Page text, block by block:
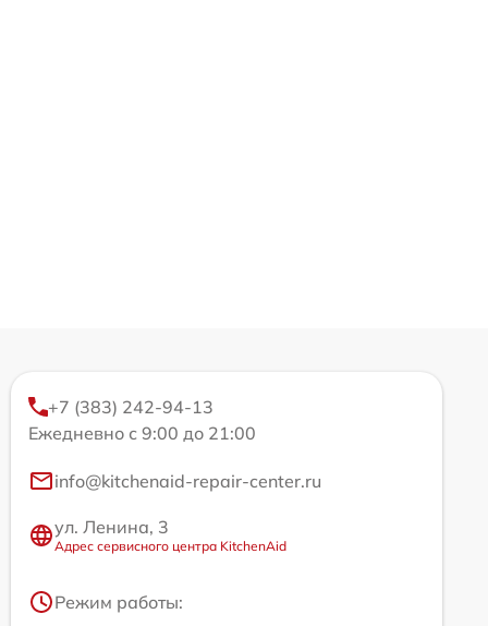
+7 (383) 242-94-13
Ежедневно с 9:00 до 21:00
info@kitchenaid-repair-center.ru
ул. Ленина, 3
Адрес сервисного центра KitchenAid
Режим работы: